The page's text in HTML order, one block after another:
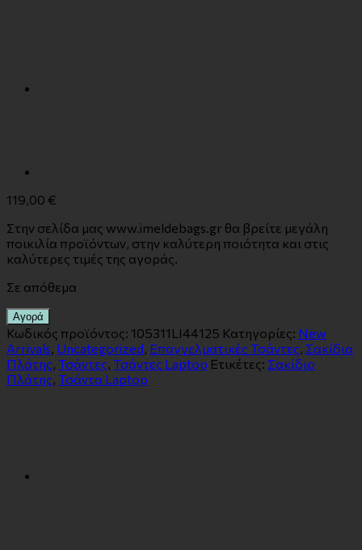
119,00 €
Στην σελίδα μας www.imeldebags.gr θα βρείτε μεγάλη
ποικιλία προϊόντων, στην καλύτερη ποιότητα και στις
καλύτερες τιμές της αγοράς.
Σε απόθεμα
Αγορά
Κωδικός προϊόντος: 105311LI44125 Κατηγορίες: New
Arrivals Uncategorized Επαγγελματικές Τσάντες Σακίδια
Πλάτης Τσάντες Τσάντες Laptop Ετικέτες: Σακίδιο
Πλάτης Τσάντα Laptop